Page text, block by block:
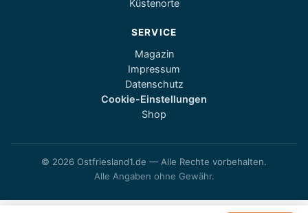
Küstenorte
SERVICE
Magazin
Impressum
Datenschutz
Cookie-Einstellungen
Shop
© 2026 Ostfriesland1.de — Alle Rechte vorbehalten.
Alle Angaben ohne Gewähr.